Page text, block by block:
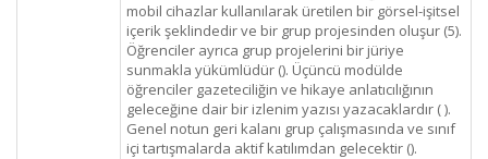
mobil cihazlar kullanılarak üretilen bir görsel-işitsel
içerik şeklindedir ve bir grup projesinden oluşur (5).
Öğrenciler ayrıca grup projelerini bir jüriye
sunmakla yükümlüdür (). Üçüncü modülde
öğrenciler gazeteciliğin ve hikaye anlatıcılığının
geleceğine dair bir izlenim yazısı yazacaklardır ( ).
Genel notun geri kalanı grup çalışmasında ve sınıf
içi tartışmalarda aktif katılımdan gelecektir ().